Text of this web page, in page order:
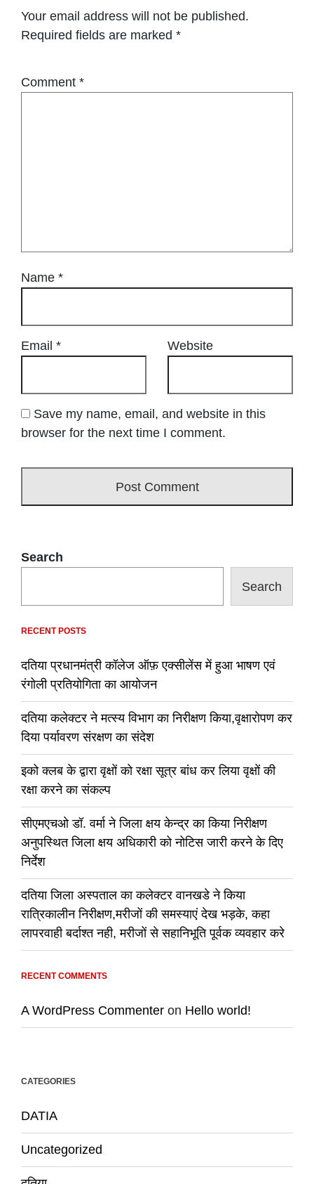
Your email address will not be published.
Required fields are marked *
Comment *
Name *
Email * Website
Save my name, email, and website in this
browser for the next time I comment.
Search
Search
RECENT POSTS
दतिया प्रधानमंत्री कॉलेज ऑफ़ एक्सीलेंस में हुआ भाषण एवं
रंगोली प्रतियोगिता का आयोजन
दतिया कलेक्टर ने मत्स्य विभाग का निरीक्षण किया,वृक्षारोपण कर
दिया पर्यावरण संरक्षण का संदेश
इको क्लब के द्वारा वृक्षों को रक्षा सूत्र बांध कर लिया वृक्षों की
रक्षा करने का संकल्प
सीएमएचओ डॉ. वर्मा ने जिला क्षय केन्द्र का किया निरीक्षण
अनुपस्थित जिला क्षय अधिकारी को नोटिस जारी करने के दिए
निर्देश
दतिया जिला अस्पताल का कलेक्टर वानखडे ने किया
रात्रिकालीन निरीक्षण,मरीजों की समस्याएं देख भड़के, कहा
लापरवाही बर्दाश्त नही, मरीजों से सहानिभूति पूर्वक व्यवहार करे
RECENT COMMENTS
A WordPress Commenter on Hello world!
CATEGORIES
DATIA
Uncategorized